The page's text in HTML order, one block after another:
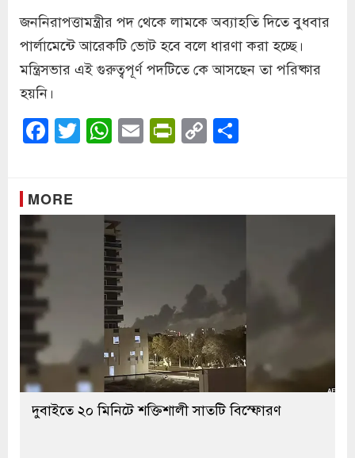
জননিরাপত্তামন্ত্রীর পদ থেকে লামকে অব্যাহতি দিতে বুধবার
পার্লামেন্টে আরেকটি ভোট হবে বলে ধারণা করা হচ্ছে।
মন্ত্রিসভার এই গুরুত্বপূর্ণ পদটিতে কে আসছেন তা পরিষ্কার
হয়নি।
Facebook
Twitter
WhatsApp
EmailPrintFriendly
Copy
Link
MORE
দুবাইতে ২০ মিনিটে শক্তিশালী সাতটি বিস্ফোরণ